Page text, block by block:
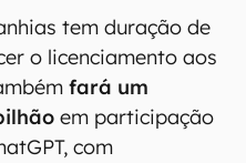
tem duração de
o licenciamento aos
fará um
em participação
com